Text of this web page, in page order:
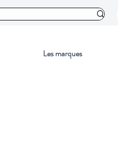
Les marques